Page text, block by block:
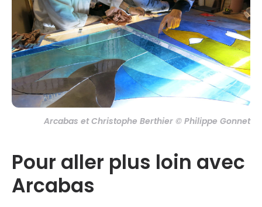
Arcabas et Christophe Berthier © Philippe Gonnet
Pour aller plus loin avec
Arcabas